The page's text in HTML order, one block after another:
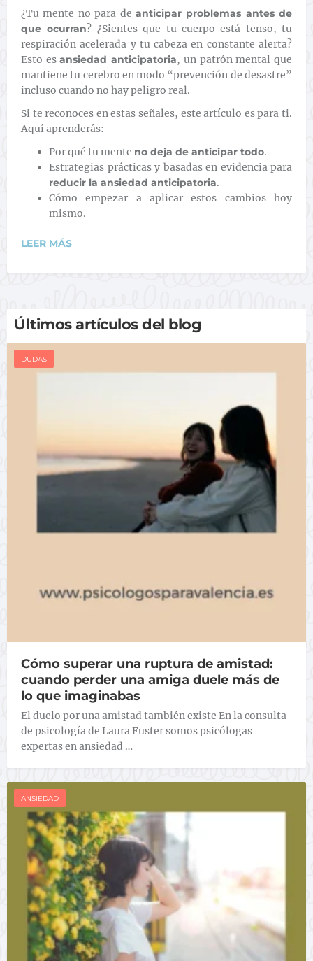
¿Tu mente no para de anticipar problemas antes de
que ocurran? ¿Sientes que tu cuerpo está tenso, tu
respiración acelerada y tu cabeza en constante alerta?
Esto esansiedad anticipatoria, un patrón mental que
mantiene tu cerebro en modo “prevención de desastre”
incluso cuando no hay peligro real.
Si te reconoces en estas señales, este artículo es para ti.
Aquí aprenderás:
Por qué tu mente no deja de anticipar todo.
Estrategias prácticas y basadas en evidencia para
reducir la ansiedad anticipatoria.
Cómo empezar a aplicar estos cambios hoy
mismo.
LEER MÁS
Últimos artículos del blog
DUDAS
Cómo superar una ruptura de amistad:
cuando perder una amiga duele más de
lo que imaginabas
El duelo por una amistad también existe En la consulta
de psicología de Laura Fuster somos psicólogas
expertas en ansiedad …
ANSIEDAD